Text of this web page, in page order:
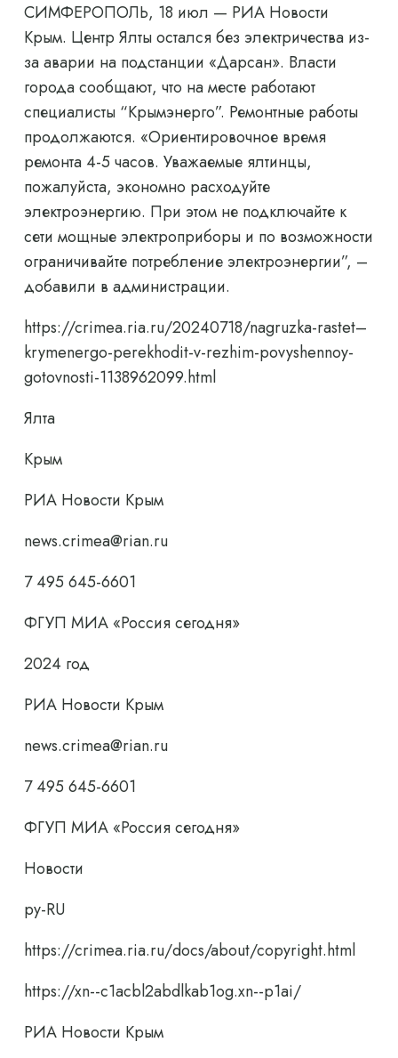
СИМФЕРОПОЛЬ, 18 июл — РИА Новости
Крым. Центр Ялты остался без электричества из-
за аварии на подстанции «Дарсан». Власти
города сообщают, что на месте работают
специалисты “Крымэнерго”. Ремонтные работы
продолжаются. «Ориентировочное время
ремонта 4-5 часов. Уважаемые ялтинцы,
пожалуйста, экономно расходуйте
электроэнергию. При этом не подключайте к
сети мощные электроприборы и по возможности
ограничивайте потребление электроэнергии”, –
добавили в администрации.
https://crimea.ria.ru/20240718/nagruzka-rastet–
krymenergo-perekhodit-v-rezhim-povyshennoy-
gotovnosti-1138962099.html
Ялта
Крым
РИА Новости Крым
news.crimea@rian.ru
7 495 645-6601
ФГУП МИА «Россия сегодня»
2024 год
РИА Новости Крым
news.crimea@rian.ru
7 495 645-6601
ФГУП МИА «Россия сегодня»
Новости
ру-RU
https://crimea.ria.ru/docs/about/copyright.html
https://xn--c1acbl2abdlkab1og.xn--p1ai/
РИА Новости Крым